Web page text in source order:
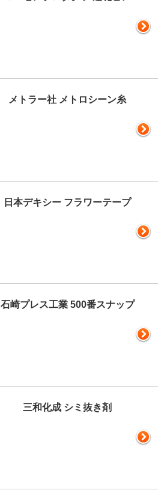
メトラー社 メトロシーン糸
日本デキシー フラワーテープ
石崎プレス工業 500番スナップ
三和化成 シミ抜き剤